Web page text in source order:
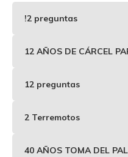
!2 preguntas
12 AÑOS DE CÁRCEL
12 preguntas
2 Terremotos
40 AÑOS TOMA DEL